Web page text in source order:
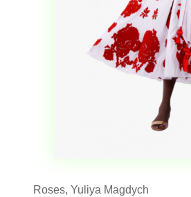
Roses, Yuliya Magdych